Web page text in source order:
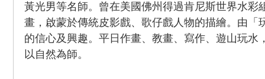
黃光男等名師。曾在美國佛州得過肯尼斯世界水彩
畫，啟蒙於傳統皮影戲、歌仔戲人物的描繪。由「
的信心及興趣。平日作畫、教畫、寫作、遊山玩水
以自然為師。